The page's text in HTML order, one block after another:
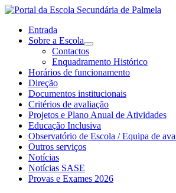
Entrada
Sobre a Escola
Contactos
Enquadramento Histórico
Horários de funcionamento
Direção
Documentos institucionais
Critérios de avaliação
Projetos e Plano Anual de Atividades
Educação Inclusiva
Observatório de Escola / Equipa de
Outros serviços
Notícias
Notícias SASE
Provas e Exames 2026